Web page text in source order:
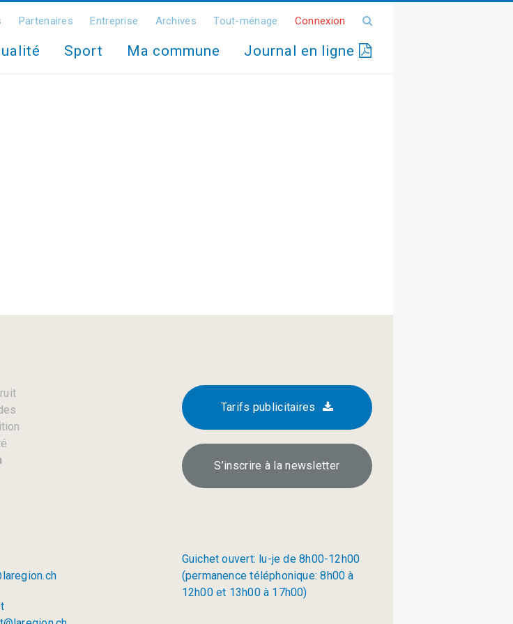
Partenaires Entreprise Archives Tout-ménage Connexion
Sport Ma commune Journal en ligne
Tarifs publicitaires
S’inscrire à la newsletter
Guichet ouvert: lu-je de 8h00-12h00
(permanence téléphonique: 8h00 à
12h00 et 13h00 à 17h00)